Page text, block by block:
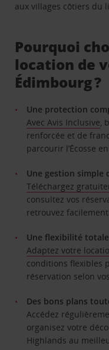
aux villages côtiers du
Pourquoi
location de
Édimbourg ?
Une protection
Avec Avis Inclusive,
renforcée et de
parcourir l’Écosse
Une gestion simple
Téléchargez
consultez vos
retrouvez
Une flexibilité totale
Adaptez votre
conditions flexibles
réservation selon
Des bons plans
Accédez
organisez votre
Highlands au